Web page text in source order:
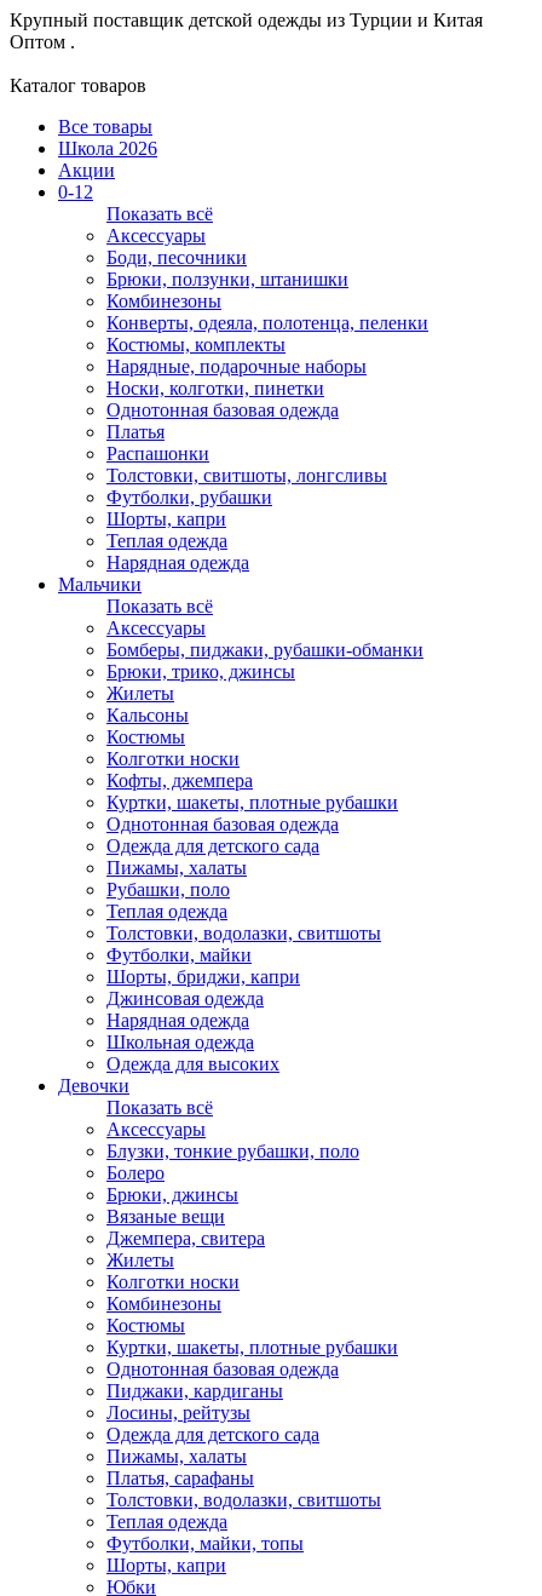
Крупный поставщик детской одежды из Турции и Китая
Оптом .
Каталог товаров
Все товары
Школа 2026
Акции
0-12
Показать всё
Аксессуары
Боди, песочники
Брюки, ползунки, штанишки
Комбинезоны
Конверты, одеяла, полотенца, пеленки
Костюмы, комплекты
Нарядные, подарочные наборы
Носки, колготки, пинетки
Однотонная базовая одежда
Платья
Распашонки
Толстовки, свитшоты, лонгсливы
Футболки, рубашки
Шорты, капри
Теплая одежда
Нарядная одежда
Мальчики
Показать всё
Аксессуары
Бомберы, пиджаки, рубашки-обманки
Брюки, трико, джинсы
Жилеты
Кальсоны
Костюмы
Колготки носки
Кофты, джемпера
Куртки, шакеты, плотные рубашки
Однотонная базовая одежда
Одежда для детского сада
Пижамы, халаты
Рубашки, поло
Теплая одежда
Толстовки, водолазки, свитшоты
Футболки, майки
Шорты, бриджи, капри
Джинсовая одежда
Нарядная одежда
Школьная одежда
Одежда для высоких
Девочки
Показать всё
Аксессуары
Блузки, тонкие рубашки, поло
Болеро
Брюки, джинсы
Вязаные вещи
Джемпера, свитера
Жилеты
Колготки носки
Комбинезоны
Костюмы
Куртки, шакеты, плотные рубашки
Однотонная базовая одежда
Пиджаки, кардиганы
Лосины, рейтузы
Одежда для детского сада
Пижамы, халаты
Платья, сарафаны
Толстовки, водолазки, свитшоты
Теплая одежда
Футболки, майки, топы
Шорты, капри
Юбки